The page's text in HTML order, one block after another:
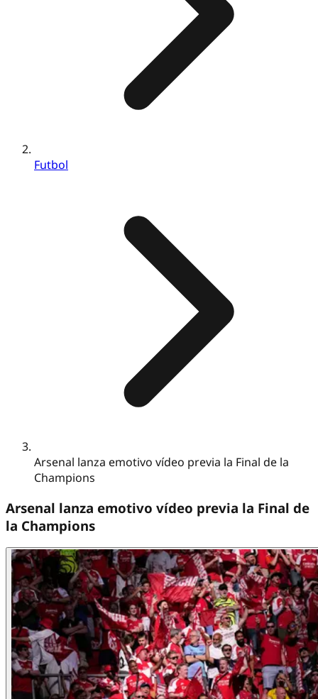
Futbol
Arsenal lanza emotivo vídeo previa la Final de la
Champions
Arsenal lanza emotivo vídeo previa la Final de
la Champions